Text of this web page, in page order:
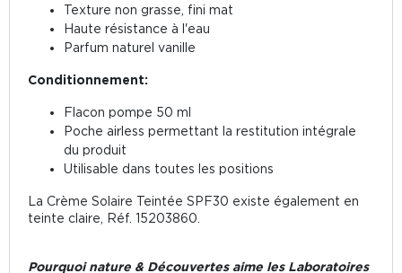
Texture non grasse, fini mat
Haute résistance à l'eau
Parfum naturel vanille
Conditionnement:
Flacon pompe 50 ml
Poche airless permettant la restitution intégrale
du produit
Utilisable dans toutes les positions
La Crème Solaire Teintée SPF30 existe également en
teinte claire, Réf. 15203860.
Pourquoi nature & Découvertes aime les Laboratoires